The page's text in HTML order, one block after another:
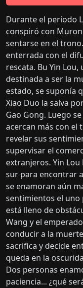
Durante el período
conspiró con
sentarse en el
enterrada con el
rescata. Bu Yin
destinada a ser la
estado, se suponía
Xiao Duo la salva
Gao Gong. Luego
acercan más con el
revelar sus
supervisar el
extranjeros. Yin
sur para encontrar
se enamoran aún
sentimientos el uno
está lleno de
Wang y el
conducir a la
sacrifica y decide
queda en la
Dos personas
paciencia... ¿qué